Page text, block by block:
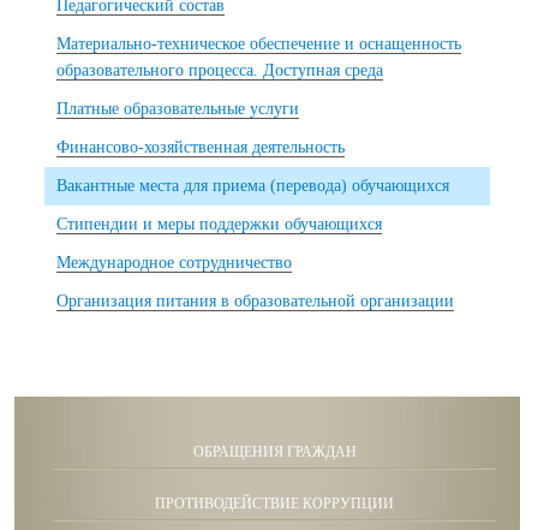
Педагогический состав
Материально-техническое обеспечение и оснащенность
образовательного процесса. Доступная среда
Платные образовательные услуги
Финансово-хозяйственная деятельность
Вакантные места для приема (перевода) обучающихся
Стипендии и меры поддержки обучающихся
Международное сотрудничество
Организация питания в образовательной организации
ОБРАЩЕНИЯ ГРАЖДАН
ПРОТИВОДЕЙСТВИЕ КОРРУПЦИИ